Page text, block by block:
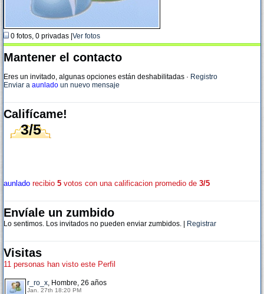
0 fotos, 0 privadas | Ver fotos
Mantener el contacto
Eres un invitado, algunas opciones están deshabilitadas · Registro
Enviar a aunlado un nuevo mensaje
Califícame!
3/5
aunlado recibio 5 votos con una calificacion promedio de 3/5
Envíale un zumbido
Lo sentimos. Los invitados no pueden enviar zumbidos. | Registrar
Visitas
11 personas han visto este Perfil
r_ro_x, Hombre, 26 años
Jan. 27th 18:20 PM